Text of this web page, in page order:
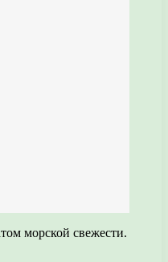
морской свежести.